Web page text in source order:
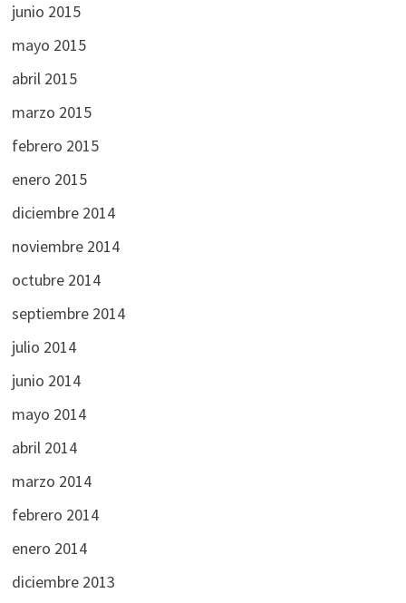
junio 2015
mayo 2015
abril 2015
marzo 2015
febrero 2015
enero 2015
diciembre 2014
noviembre 2014
octubre 2014
septiembre 2014
julio 2014
junio 2014
mayo 2014
abril 2014
marzo 2014
febrero 2014
enero 2014
diciembre 2013